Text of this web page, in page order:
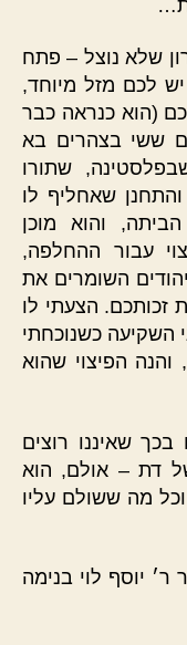
שלא נוצל – פתח
לכם מזל מיוחד,
(הוא כנראה כבר
ששי בצהרים בא
שתורו
שאחליף לו
והוא מוכן
עבור ההחלפה,
השומרים את
זכותכם. הצעתי לו
השקיעה כשנוכחתי
הפיצוי שהוא
שאיננו רוצים
דת – אולם, הוא
מה ששולם עליו
יוסף לוי בנימה